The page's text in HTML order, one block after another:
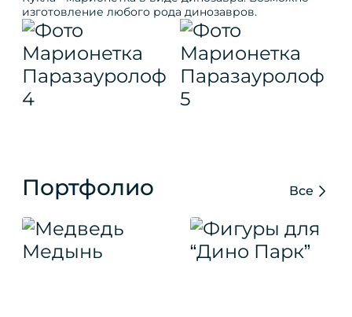
изготовление любого рода динозавров.
Портфолио Все